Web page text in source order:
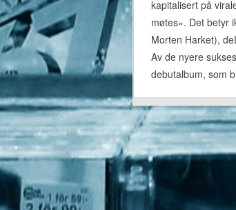
kapitalisert på
møtes». Det betyr
Morten Harket),
Av de nyere
debutalbum, som